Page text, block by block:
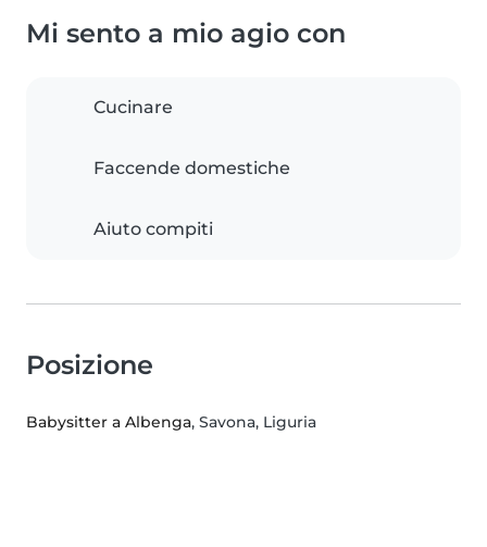
Mi sento a mio agio con
Cucinare
Faccende domestiche
Aiuto compiti
Posizione
Babysitter a Albenga, Savona, Liguria